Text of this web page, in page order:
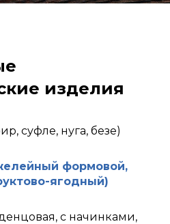
изделия
суфле, нуга, безе)
формовой,
ягодный)
с начинками,